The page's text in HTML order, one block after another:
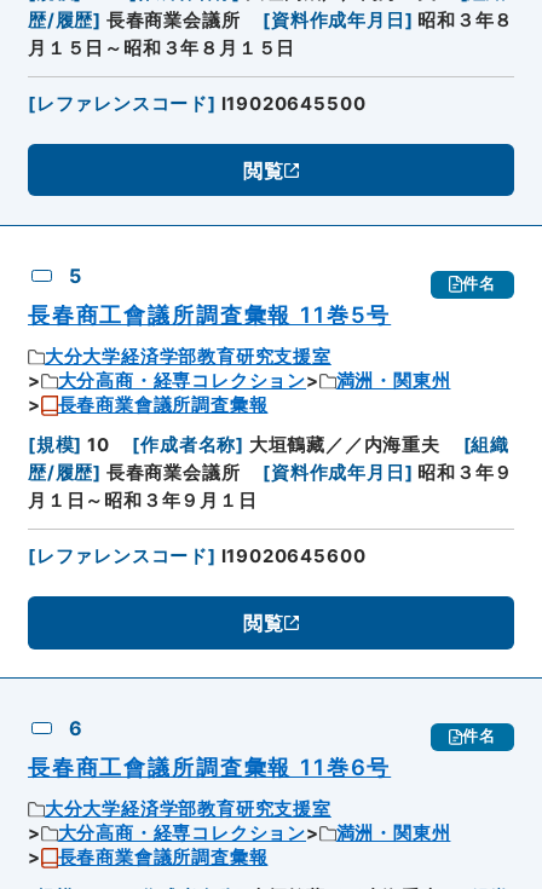
歴/履歴] 長春商業会議所 [資料作成年月日 ] 昭和３年８
月１５日～昭和３年８月１５日
[レファレンスコード] I19020645500
閲覧
5 件名
長春商工會議所調査彙報 11巻5号
大分大学経済学部教育研究支援室
大分高商・経専コレクション
満洲・関東州
長春商業會議所調査彙報
[規模] 10 [作成者名称] 大垣鶴藏／／内海重夫 [組織
歴/履歴] 長春商業会議所 [資料作成年月日 ] 昭和３年９
月１日～昭和３年９月１日
[レファレンスコード] I19020645600
閲覧
6 件名
長春商工會議所調査彙報 11巻6号
大分大学経済学部教育研究支援室
大分高商・経専コレクション
満洲・関東州
長春商業會議所調査彙報